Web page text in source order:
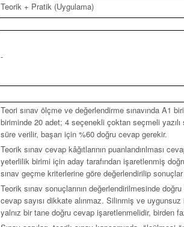
Teorik + Pratik (Uygulama)
-
Teori sınav ölçme ve değerlendirme sınavında A1
biriminde 20 adet; 4 seçenekli çoktan seçmeli yazılı
süre verilir, başarı için %60 doğru cevap gerekir.
Teorik sınav cevap kâğıtlarının puanlandırılması
yeterlilik birimi için aday tarafından işaretlenmiş
sınav geçme kriterlerine göre değerlendirilip
Teorik sınav sonuçlarının değerlendirilmesinde
cevap sayısı dikkate alınmaz. Silinmiş ve
yalnız bir tane doğru cevap işaretlenmelidir, birden